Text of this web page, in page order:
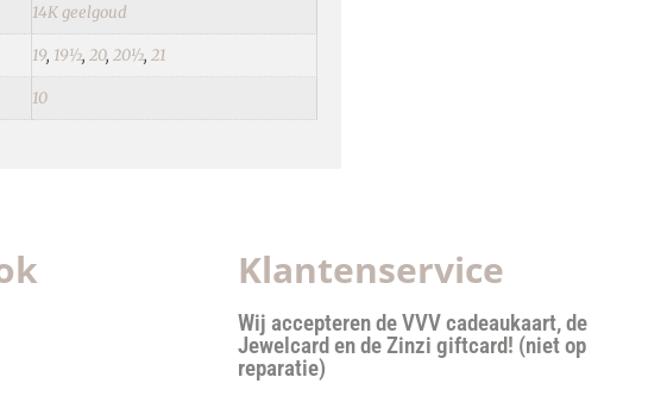
14K geelgoud
19, 19½, 20, 20½, 21
10
Klantenservice
Wij accepteren de VVV cadeaukaart, de
Jewelcard en de Zinzi giftcard! (niet op
reparatie)